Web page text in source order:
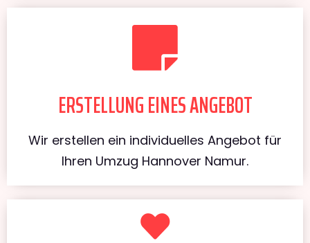
ERSTELLUNG EINES ANGEBOT
Wir erstellen ein individuelles Angebot für
Ihren Umzug Hannover Namur.